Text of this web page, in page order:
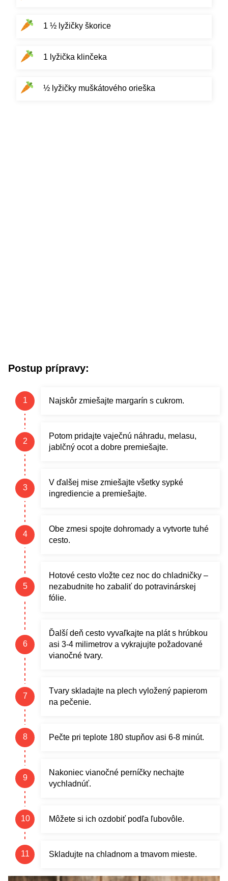
1 ½ lyžičky škorice
1 lyžička klinčeka
½ lyžičky muškátového orieška
Postup prípravy:
Najskôr zmiešajte margarín s cukrom.
Potom pridajte vaječnú náhradu, melasu,
jablčný ocot a dobre premiešajte.
V ďalšej mise zmiešajte všetky sypké
ingrediencie a premiešajte.
Obe zmesi spojte dohromady a vytvorte tuhé
cesto.
Hotové cesto vložte cez noc do chladničky –
nezabudnite ho zabaliť do potravinárskej
fólie.
Ďalší deň cesto vyvaľkajte na plát s hrúbkou
asi 3-4 milimetrov a vykrajujte požadované
vianočné tvary.
Tvary skladajte na plech vyložený papierom
na pečenie.
Pečte pri teplote 180 stupňov asi 6-8 minút.
Nakoniec vianočné perníčky nechajte
vychladnúť.
Môžete si ich ozdobiť podľa ľubovôle.
Skladujte na chladnom a tmavom mieste.